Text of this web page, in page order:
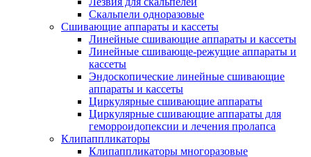
Скальпели одноразовые
Сшивающие аппараты и кассеты
Линейные сшивающие аппараты и кассеты
Линейные сшивающе-режущие аппараты и
кассеты
Эндоскопические линейные сшивающие
аппараты и кассеты
Циркулярные сшивающие аппараты
Циркулярные сшивающие аппараты для
геморроидопексии и лечения пролапса
Клипаппликаторы
Клипаппликаторы многоразовые